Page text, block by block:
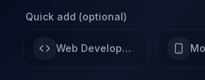
Quick add (optional)
Web Development